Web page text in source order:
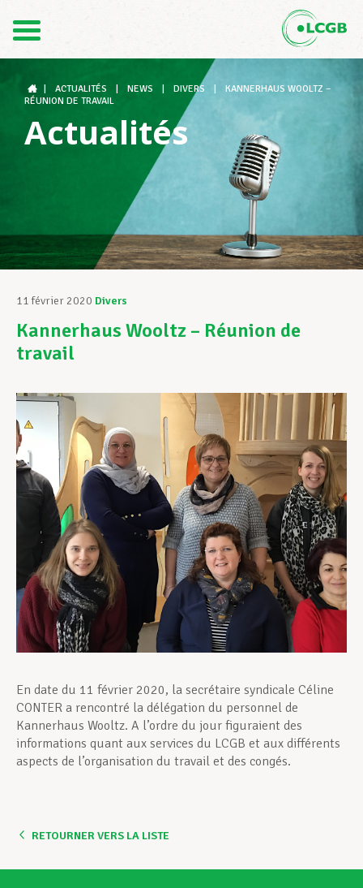
DE
Le LCGB
Structures syndicales
Assistance au Travail
Vos droits
Assistance en vie privée
Développement professionnel
Devenir Membre
Actualités
ACTUALITÉS NEWS DIVERS
KANNERHAUS WOOLTZ –
RÉUNION DE TRAVAIL
Actualités
11 février 2020 Divers
Kannerhaus Wooltz – Réunion de
travail
En date du 11 février 2020, la secrétaire syndicale Céline
CONTER a rencontré la délégation du personnel de
Kannerhaus Wooltz. A l’ordre du jour figuraient des
informations quant aux services du LCGB et aux différents
aspects de l’organisation du travail et des congés.
RETOURNER VERS LA LISTE